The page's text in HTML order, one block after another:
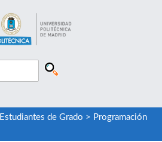
Estudiantes de Grado > Programación